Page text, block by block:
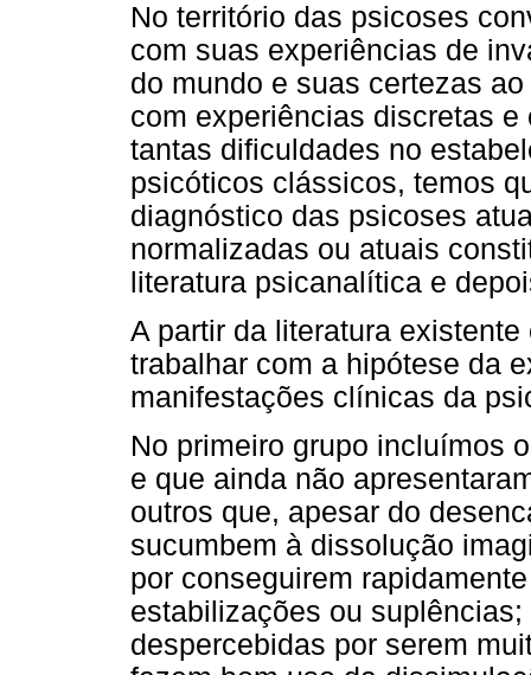
No território das psicoses
com suas experiências de
do mundo e suas certezas
com experiências discretas
tantas dificuldades no
psicóticos clássicos, temos
diagnóstico das psicoses
normalizadas ou atuais
literatura psicanalítica e
A partir da literatura
trabalhar com a hipótese da
manifestações clínicas da
No primeiro grupo incluímos
e que ainda não
outros que, apesar do
sucumbem à dissolução
por conseguirem
estabilizações ou
despercebidas por serem